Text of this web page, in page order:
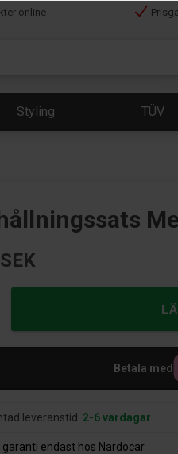
online
Styling TÜV
SEK
Betala med
leveranstid: 2-6 vardagar
garanti endast hos Nardocar